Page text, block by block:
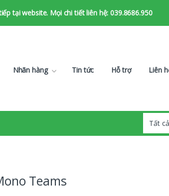
tại website. Mọi chi tiết liên hệ: 039.8686.950
Nhãn hàng Tin tức Hỗ trợ Liên
Teams